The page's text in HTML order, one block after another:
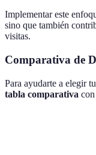
Implementar este
sino que también
visitas.
Comparativa de
Para ayudarte a elegir
tabla comparativa